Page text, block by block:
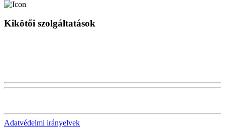
Kikötői szolgáltatások
Adatvédelmi irányelvek